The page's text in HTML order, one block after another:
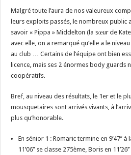
Malgré toute l’aura de nos valeureux
leurs exploits passés, le nombreux public
savoir « Pippa » Middelton (la sœur de
avec elle, on a remarqué qu’elle a le
au club … Certains de l’équipe ont bien
licence, mais ses 2 énormes body guards
coopératifs.
Bref, au niveau des résultats, le 1er et le
mousquetaires sont arrivés vivants, à
plus qu’honorable.
En sénior 1 : Romaric termine en 9’47’’
11’06’’ se classe 275ème, Boris en